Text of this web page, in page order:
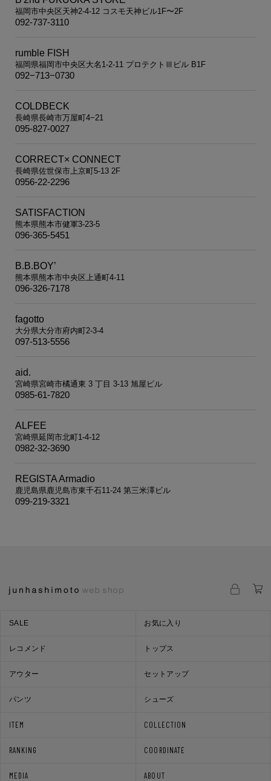
福岡市中央区天神2-4-12 コスモ天神ビル1F〜2F
092-737-3110
rumble FISH
福岡県福岡市中央区大名1-2-11 プロテクトⅢビル B1F
092−713−0730
COLDBECK
長崎県長崎市万屋町4−21
095-827-0027
CORRECT× CONNECT
長崎県佐世保市上京町5-13 2F
0956-22-2296
SATISFACTION
熊本県熊本市健軍3-23-5
096-365-5451
B.B.BOY’
熊本県熊本市中央区上通町4-11
096-326-7178
fagotto
大分県大分市府内町2-3-4
097-513-5556
aid.
宮崎県宮崎市橘通東 3 丁目 3-13 旭屋ビル
0985-61-7820
ALFEE
宮崎県延岡市北町1-4-12
0982-32-3690
REGISTA Armadio
鹿児島県鹿児島市東千石11-24 第三米澤ビル
099-219-3321
ITEM COLLECTION
RANKING COORDINATE
MEDIA ABOUT
SALE お気に入り
レコメンド トップス
アウター セットアップ
パンツ シューズ